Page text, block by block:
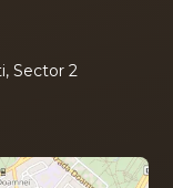
Sector 2